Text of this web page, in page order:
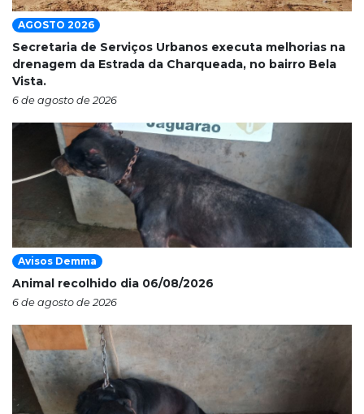
AGOSTO 2026
Secretaria de Serviços Urbanos executa melhorias na
drenagem da Estrada da Charqueada, no bairro Bela
Vista.
6 de agosto de 2026
Avisos Demma
Animal recolhido dia 06/08/2026
6 de agosto de 2026